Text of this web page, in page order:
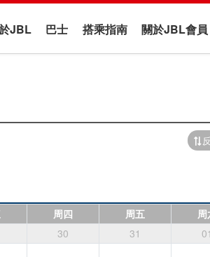
JBL 巴士 搭乘指南 關於JBL會員
周四 周五
周
30 31 01